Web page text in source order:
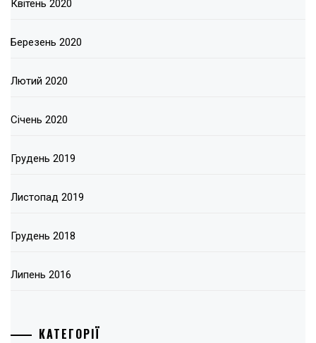
Квітень 2020
Березень 2020
Лютий 2020
Січень 2020
Грудень 2019
Листопад 2019
Грудень 2018
Липень 2016
КАТЕГОРІЇ